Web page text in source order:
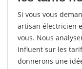
Si vous vous
artisan électricien
vous. Nous
influent sur les
donnerons une